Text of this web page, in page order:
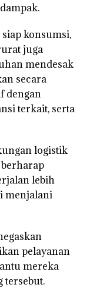
konsumsi,
juga
mendesak
secara
dengan
terkait, serta
logistik
lebih
menjalani
pelayanan
mereka
tersebut.